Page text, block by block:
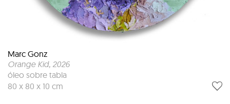
Marc Gonz
Orange Kid, 2026
óleo sobre tabla
80 x 80 x 10 cm